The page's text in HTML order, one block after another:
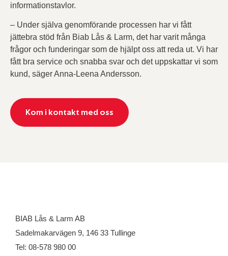
informationstavlor.
– Under själva genomförande processen har vi fått
jättebra stöd från Biab Lås & Larm, det har varit många
frågor och funderingar som de hjälpt oss att reda ut. Vi har
fått bra service och snabba svar och det uppskattar vi som
kund, säger Anna-Leena Andersson.
Kom i kontakt med oss
BIAB Lås & Larm AB
Sadelmakarvägen 9, 146 33 Tullinge
Tel: 08-578 980 00